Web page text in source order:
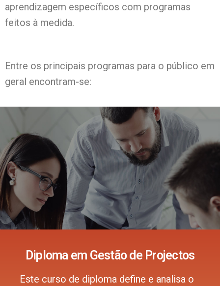
aprendizagem específicos com programas
feitos à medida.
Entre os principais programas para o público em
geral encontram-se:
Diploma em Gestão de Projectos
Este curso de diploma define e analisa o